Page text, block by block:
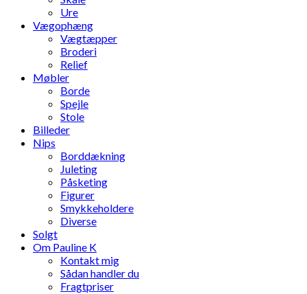
Ure
Vægophæng
Vægtæpper
Broderi
Relief
Møbler
Borde
Spejle
Stole
Billeder
Nips
Borddækning
Juleting
Påsketing
Figurer
Smykkeholdere
Diverse
Solgt
Om Pauline K
Kontakt mig
Sådan handler du
Fragtpriser